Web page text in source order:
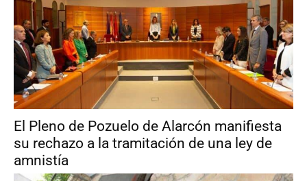
El Pleno de Pozuelo de Alarcón manifiesta
su rechazo a la tramitación de una ley de
amnistía